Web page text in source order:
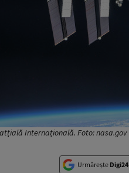
Internațională. Foto: nasa.gov
Urmărește Digi24